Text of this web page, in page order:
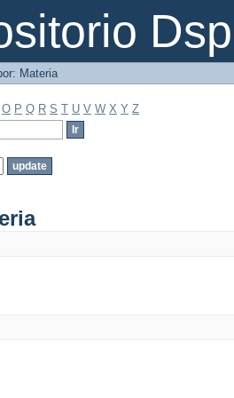
Materia
O P Q R S T U V W X Y Z